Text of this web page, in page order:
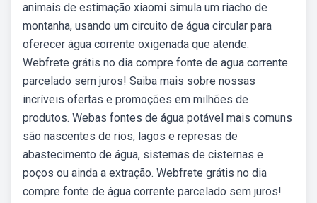
animais de estimação xiaomi simula um riacho de
montanha, usando um circuito de água circular para
oferecer água corrente oxigenada que atende.
Webfrete grátis no dia compre fonte de agua corrente
parcelado sem juros! Saiba mais sobre nossas
incríveis ofertas e promoções em milhões de
produtos. Webas fontes de água potável mais comuns
são nascentes de rios, lagos e represas de
abastecimento de água, sistemas de cisternas e
poços ou ainda a extração. Webfrete grátis no dia
compre fonte de água corrente parcelado sem juros!